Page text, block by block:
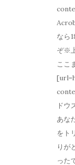
なら
ぞ※
ここ
ド
あな
をト
りが
った